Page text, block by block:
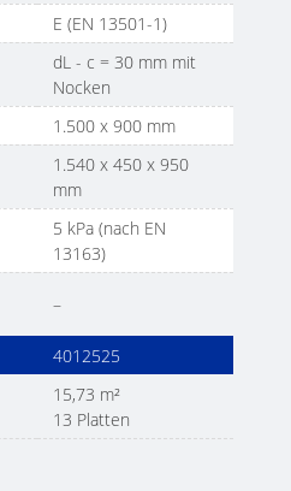
E (EN 13501-1)
dL - c = 30 mm mit
Nocken
1.500 x 900 mm
1.540 x 450 x 950
mm
5 kPa (nach EN
13163)
–
4012525
15,73 m²
13 Platten